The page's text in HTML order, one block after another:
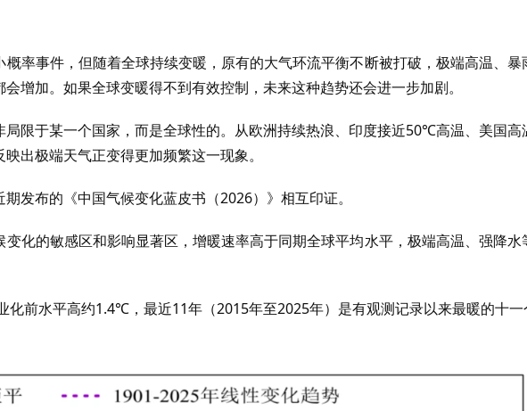
率事件，但随着全球持续变暖，原有的大气环流平衡不断被打破，极端高温、暴
增加。如果全球变暖得不到有效控制，未来这种趋势还会进一步加剧。
局限于某一个国家，而是全球性的。从欧洲持续热浪、印度接近50℃高温、美国高
出极端天气正变得更加频繁这一现象。
发布的《中国气候变化蓝皮书（2026）》相互印证。
化的敏感区和影响显著区，增暖速率高于同期全球平均水平，极端高温、强降水
化前水平高约1.4℃，最近11年（2015年至2025年）是有观测记录以来最暖的十一